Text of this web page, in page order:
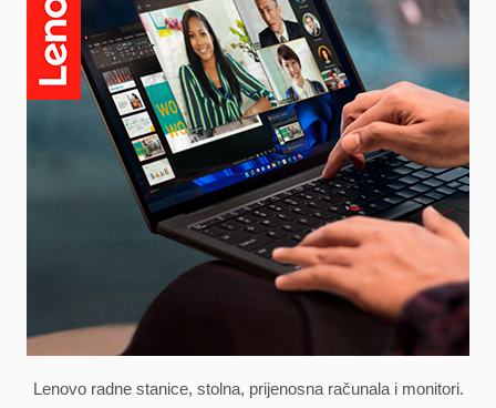
Lenovo radne stanice, stolna, prijenosna računala i monitori.